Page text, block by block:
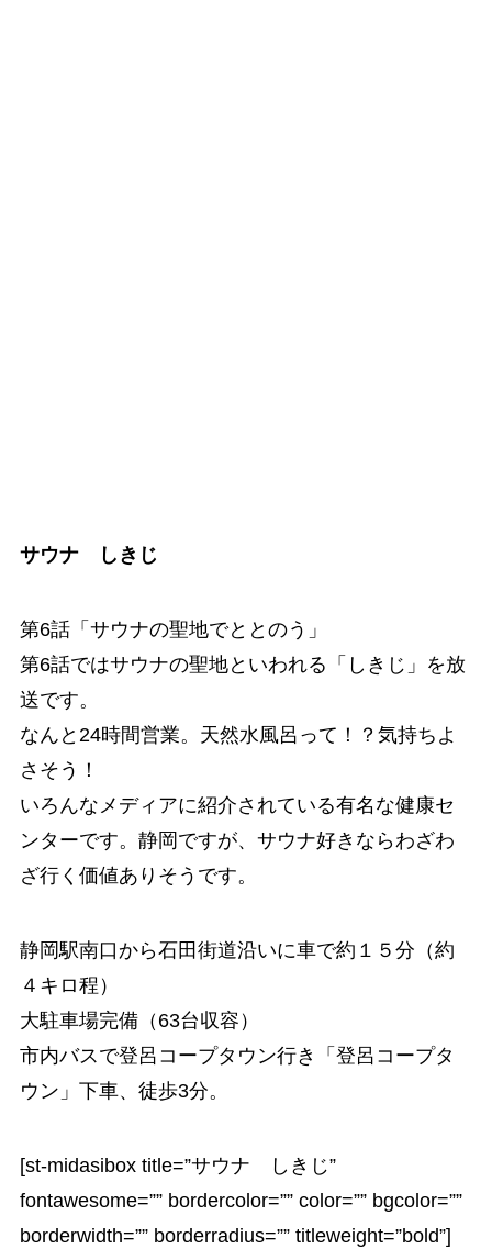
サウナ しきじ
第6話「サウナの聖地でととのう」
第6話ではサウナの聖地といわれる「しきじ」を放
送です。
なんと24時間営業。天然水風呂って！？気持ちよ
さそう！
いろんなメディアに紹介されている有名な健康セ
ンターです。静岡ですが、サウナ好きならわざわ
ざ行く価値ありそうです。
静岡駅南口から石田街道沿いに車で約１５分（約
４キロ程）
大駐車場完備（63台収容）
市内バスで登呂コープタウン行き「登呂コープタ
ウン」下車、徒歩3分。
[st-midasibox title=”サウナ しきじ”
fontawesome=”” bordercolor=”” color=”” bgcolor=””
borderwidth=”” borderradius=”” titleweight=”bold”]